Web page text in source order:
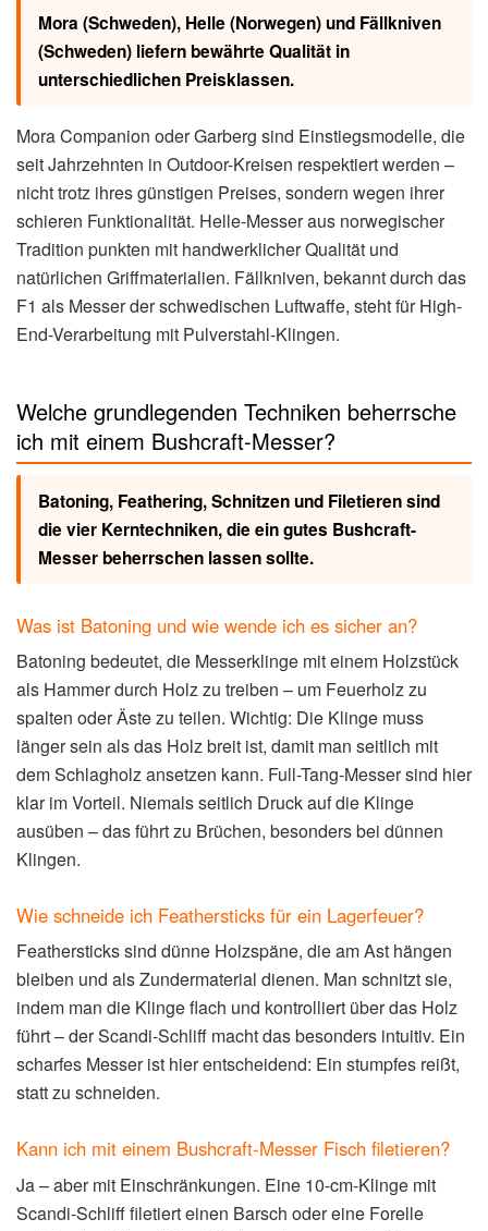
Mora (Schweden), Helle (Norwegen) und Fällkniven
(Schweden) liefern bewährte Qualität in
unterschiedlichen Preisklassen.
Mora Companion oder Garberg sind Einstiegsmodelle, die
seit Jahrzehnten in Outdoor-Kreisen respektiert werden –
nicht trotz ihres günstigen Preises, sondern wegen ihrer
schieren Funktionalität. Helle-Messer aus norwegischer
Tradition punkten mit handwerklicher Qualität und
natürlichen Griffmaterialien. Fällkniven, bekannt durch das
F1 als Messer der schwedischen Luftwaffe, steht für High-
End-Verarbeitung mit Pulverstahl-Klingen.
Welche grundlegenden Techniken beherrsche
ich mit einem Bushcraft-Messer?
Batoning, Feathering, Schnitzen und Filetieren sind
die vier Kerntechniken, die ein gutes Bushcraft-
Messer beherrschen lassen sollte.
Was ist Batoning und wie wende ich es sicher an?
Batoning bedeutet, die Messerklinge mit einem Holzstück
als Hammer durch Holz zu treiben – um Feuerholz zu
spalten oder Äste zu teilen. Wichtig: Die Klinge muss
länger sein als das Holz breit ist, damit man seitlich mit
dem Schlagholz ansetzen kann. Full-Tang-Messer sind hier
klar im Vorteil. Niemals seitlich Druck auf die Klinge
ausüben – das führt zu Brüchen, besonders bei dünnen
Klingen.
Wie schneide ich Feathersticks für ein Lagerfeuer?
Feathersticks sind dünne Holzspäne, die am Ast hängen
bleiben und als Zundermaterial dienen. Man schnitzt sie,
indem man die Klinge flach und kontrolliert über das Holz
führt – der Scandi-Schliff macht das besonders intuitiv. Ein
scharfes Messer ist hier entscheidend: Ein stumpfes reißt,
statt zu schneiden.
Kann ich mit einem Bushcraft-Messer Fisch filetieren?
Ja – aber mit Einschränkungen. Eine 10-cm-Klinge mit
Scandi-Schliff filetiert einen Barsch oder eine Forelle